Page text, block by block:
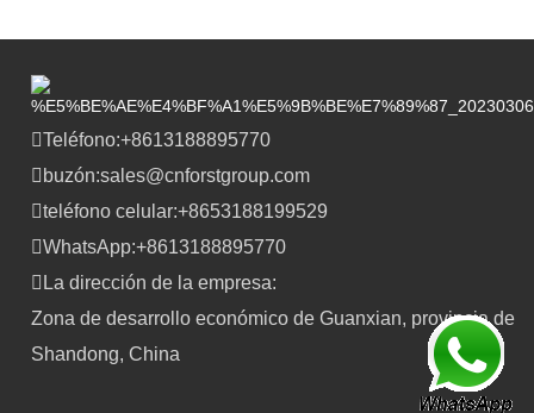
Teléfono:+8613188895770
buzón:sales@cnforstgroup.com
teléfono celular:+8653188199529
WhatsApp:+8613188895770
La dirección de la empresa:
Zona de desarrollo económico de Guanxian, provincia de
Shandong, China